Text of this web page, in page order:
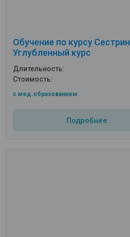
Обучение по курсу
Углубленный курс
Длительность:
Стоимость:
c мед.образованием
Подробнее